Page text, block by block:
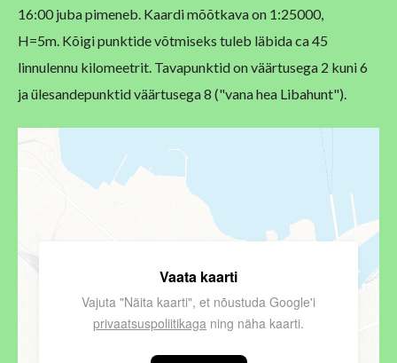
16:00 juba pimeneb. Kaardi mõõtkava on 1:25000,
H=5m. Kõigi punktide võtmiseks tuleb läbida ca 45
linnulennu kilomeetrit. Tavapunktid on väärtusega 2 kuni 6
ja ülesandepunktid väärtusega 8 ("vana hea Libahunt").
Vaata kaarti
Vajuta "Näita kaarti", et nõustuda Google'i
privaatsuspoliitikaga ning näha kaarti.